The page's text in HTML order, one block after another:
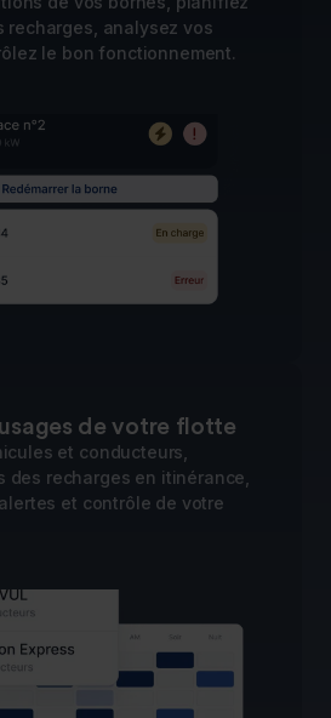
recharges, analysez vos
le bon fonctionnement.
de votre flotte
et conducteurs,
des recharges en itinérance,
et contrôle de votre